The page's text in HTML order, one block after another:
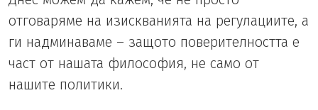
отговаряме на изискванията на регулациите, а
ги надминаваме – защото поверителността е
част от нашата философия, не само от
нашите политики.